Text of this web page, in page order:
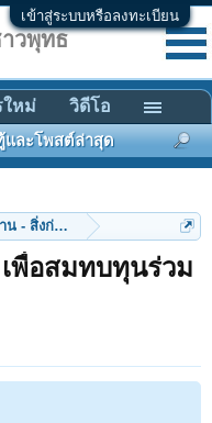
เข้าสู่ระบบหรือลงทะเบียน
- สิ่งก่อสร้าง
พื่อสมทบทุนร่วม
วพุทธ
และโพสต์ล่าสุด
ใหม่ วิดีโอ